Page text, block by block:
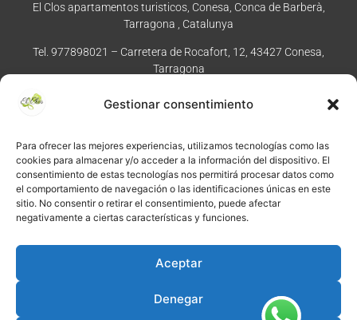
Gestionar consentimiento
Para ofrecer las mejores experiencias, utilizamos tecnologías como las
cookies para almacenar y/o acceder a la información del dispositivo. El
consentimiento de estas tecnologías nos permitirá procesar datos como
el comportamiento de navegación o las identificaciones únicas en este
sitio. No consentir o retirar el consentimiento, puede afectar
negativamente a ciertas características y funciones.
Aceptar
Denegar
El Clos apartamentos turisticos, Conesa, Conca de Barberà,
Tarragona , Catalunya
Tel. 977898021 – Carretera de Rocafort, 12, 43427 Conesa,
Tarragona
©2026·Créditos: Redacción: El Clos · Fotografía: Joaquim
Servidores y publicación:igualada.online· Contenido blog:
conten.blog